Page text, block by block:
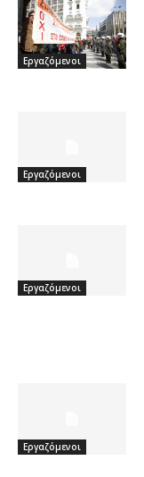
Εργαζόμενοι
Εργαζόμενοι
Εργαζόμενοι
Εργαζόμενοι